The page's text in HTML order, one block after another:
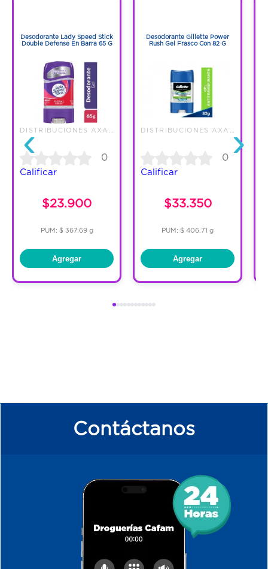
‹
Desodorante Lady Speed Stick
Double Defense En Barra 65 G
0
Calificar
$23.900
PUM: $ 367.69 g
Agregar
Desodorante Gillette Power
Rush Gel Frasco Con 82 G
0
Calificar
$33.350
PUM: $ 406.71 g
Agregar
›
Contáctanos